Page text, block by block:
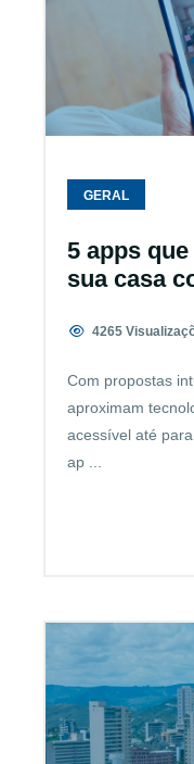
GERAL
5 apps
sua casa
4265
Com propostas
aproximam
acessível até
ap ...